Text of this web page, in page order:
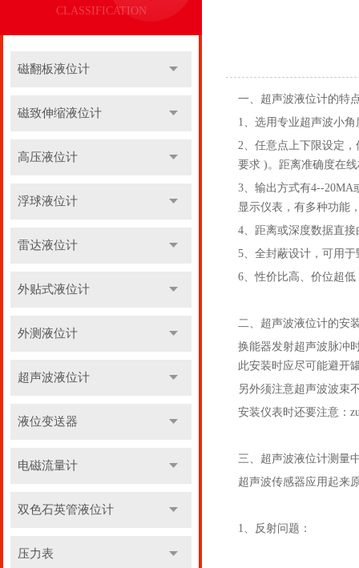
CLASSIFICATION
磁翻板液位计
磁致伸缩液位计
高压液位计
浮球液位计
雷达液位计
外贴式液位计
外测液位计
超声波液位计
液位变送器
电磁流量计
双色石英管液位计
压力表
一、超声波液位计的特
1、选用专业超声波小
2、任意点上下限设定
要求 )。距离准确度在
3、输出方式有4--20MA
显示仪表，有多种功能
4、距离或深度数据直
5、全封蔽设计，可用
6、性价比高、价位超低
二、超声波液位计的安
换能器发射超声波脉冲
此安装时应尽可能避开
另外须注意超声波波束
安装仪表时还要注意：
三、超声波液位计测量
超声波传感器应用起来
1、反射问题：